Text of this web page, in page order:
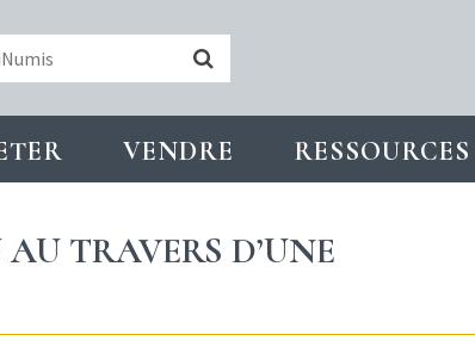
VENDRE RESSOURCES
TRAVERS D’UNE